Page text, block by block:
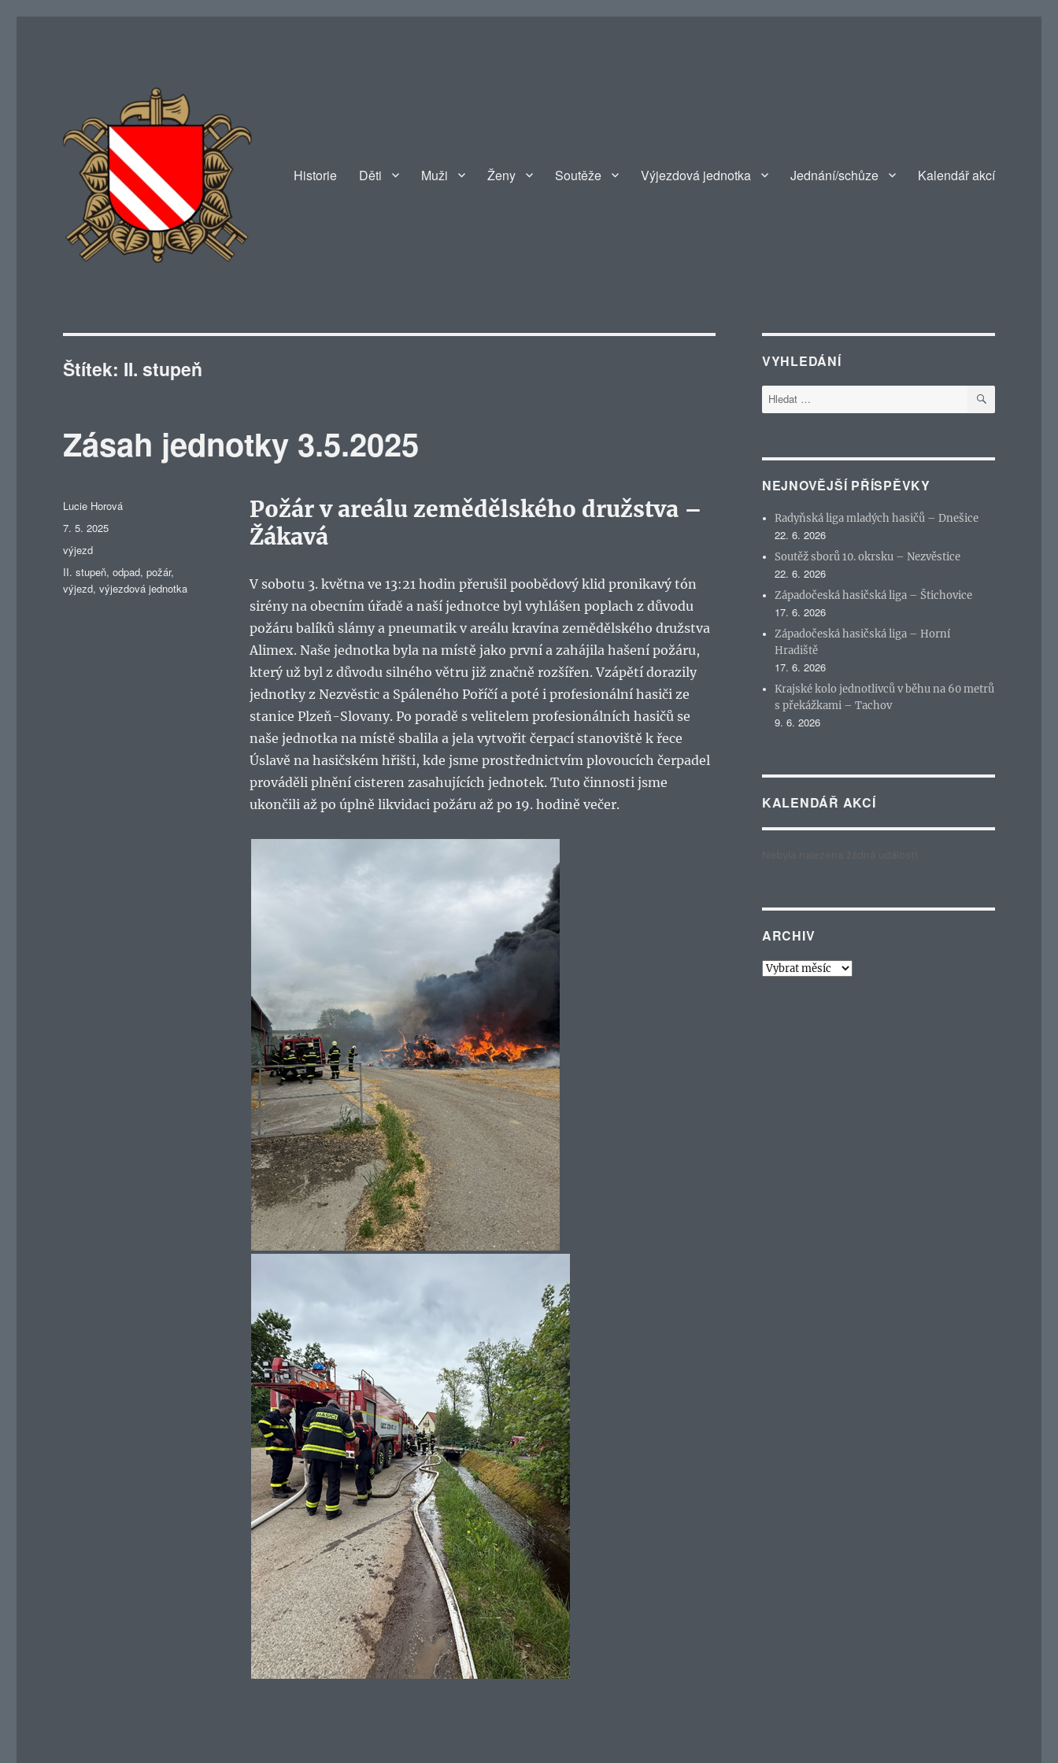
Historie Děti Muži Ženy Soutěže Výjezdová jednotka Jednání/schůze Kalendář akcí
Štítek: II. stupeň
Zásah jednotky 3.5.2025
Požár v areálu zemědělského družstva –
Žákavá
V sobotu 3. května ve 13:21 hodin přerušil poobědový klid pronikavý tón
sirény na obecním úřadě a naší jednotce byl vyhlášen poplach z důvodu
požáru balíků slámy a pneumatik v areálu kravína zemědělského družstva
Alimex. Naše jednotka byla na místě jako první a zahájila hašení požáru,
který už byl z důvodu silného větru již značně rozšířen. Vzápětí dorazily
jednotky z Nezvěstic a Spáleného Poříčí a poté i profesionální hasiči ze
stanice Plzeň-Slovany. Po poradě s velitelem profesionálních hasičů se
naše jednotka na místě sbalila a jela vytvořit čerpací stanoviště k řece
Úslavě na hasičském hřišti, kde jsme prostřednictvím plovoucích čerpadel
prováděli plnění cisteren zasahujících jednotek. Tuto činnosti jsme
ukončili až po úplně likvidaci požáru až po 19. hodině večer.
Autor:
Lucie Horová
Publikováno:
7. 5. 2025
Rubriky:
výjezd
Štítky:
II. stupeň,odpad,požár,
výjezd,výjezdová jednotka
VYHLEDÁNÍ
Hledat: HLEDÁNÍ
NEJNOVĚJŠÍ PŘÍSPĚVKY
Radyňská liga mladých hasičů – Dnešice
22. 6. 2026
Soutěž sborů 10. okrsku – Nezvěstice
22. 6. 2026
Západočeská hasičská liga – Štichovice
17. 6. 2026
Západočeská hasičská liga – Horní
Hradiště
17. 6. 2026
Krajské kolo jednotlivců v běhu na 60 metrů
s překážkami – Tachov
9. 6. 2026
KALENDÁŘ AKCÍ
ARCHIV
Archiv